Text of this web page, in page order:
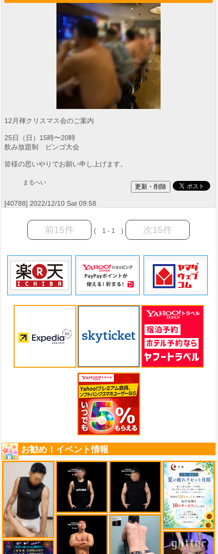
12月褌クリスマス会のご案内
25日（日）15時〜20時
飲み放題制 ビンゴ大会
皆様の思いやりでお願い申し上げます。
まるへい
[40788] 2022/12/10 Sat 09:58
前15件 ( 1 - 1 ) 次15件
お勧め！イベント情報